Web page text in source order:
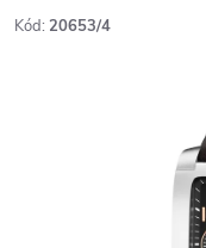
Kód: 20653/4